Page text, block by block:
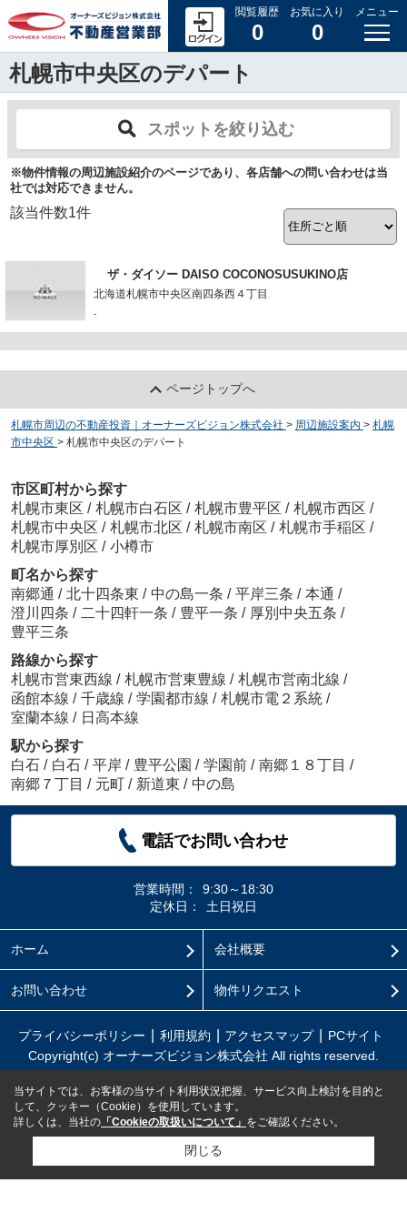
閲覧履歴
0
お気に入り
0
メニュー
札幌市中央区のデパート
スポットを絞り込む
※物件情報の周辺施設紹介のページであり、各店舗への問い合わせは当
社では対応できません。
該当件数1件
ザ・ダイソー DAISO COCONOSUSUKINO店
北海道札幌市中央区南四条西４丁目
-
ページトップへ
札幌市周辺の不動産投資｜オーナーズビジョン株式会社 > 周辺施設案内 > 札幌
市中央区 > 札幌市中央区のデパート
市区町村から探す
札幌市東区 / 札幌市白石区 / 札幌市豊平区 / 札幌市西区 /
札幌市中央区 / 札幌市北区 / 札幌市南区 / 札幌市手稲区 /
札幌市厚別区 / 小樽市
町名から探す
南郷通 / 北十四条東 / 中の島一条 / 平岸三条 / 本通 /
澄川四条 / 二十四軒一条 / 豊平一条 / 厚別中央五条 /
豊平三条
路線から探す
札幌市営東西線 / 札幌市営東豊線 / 札幌市営南北線 /
函館本線 / 千歳線 / 学園都市線 / 札幌市電２系統 /
室蘭本線 / 日高本線
駅から探す
白石 / 白石 / 平岸 / 豊平公園 / 学園前 / 南郷１８丁目 /
南郷７丁目 / 元町 / 新道東 / 中の島
電話でお問い合わせ
営業時間：
9:30～18:30
定休日：
土日祝日
ホーム 会社概要
お問い合わせ 物件リクエスト
プライバシーポリシー 利用規約 アクセスマップ
PCサイト
Copyright(c) オーナーズビジョン株式会社 All rights reserved.
当サイトでは、お客様の当サイト利用状況把握、サービス向上検討を目的と
して、クッキー（Cookie）を使用しています。
詳しくは、当社の 「Cookieの取扱いについて」 をご確認ください。
閉じる